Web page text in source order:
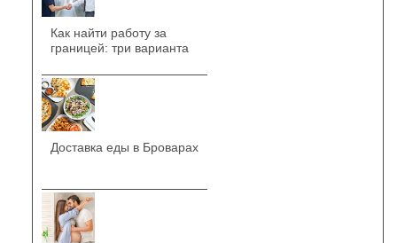
Как найти работу за
границей: три варианта
Доставка еды в Броварах